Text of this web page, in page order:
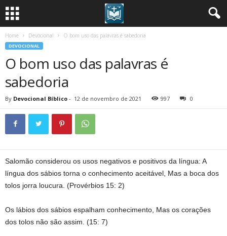
Home Devocional O bom uso das palavras é sabedoria
DEVOCIONAL
O bom uso das palavras é
sabedoria
By Devocional Bíblico - 12 de novembro de 2021 997 0
Salomão considerou os usos negativos e positivos da língua: A
língua dos sábios torna o conhecimento aceitável, Mas a boca dos
tolos jorra loucura. (Provérbios 15: 2)
Os lábios dos sábios espalham conhecimento, Mas os corações
dos tolos não são assim. (15: 7)